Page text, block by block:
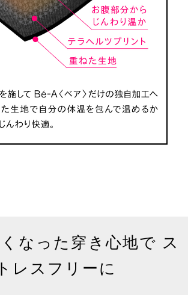
なった穿き心地で ス
トレスフリーに